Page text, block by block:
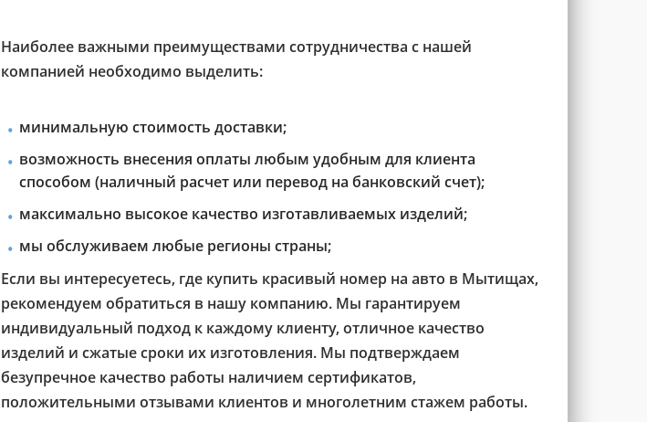
Наиболее важными преимуществами сотрудничества с нашей
компанией необходимо выделить:
минимальную стоимость доставки;
возможность внесения оплаты любым удобным для клиента
способом (наличный расчет или перевод на банковский счет);
максимально высокое качество изготавливаемых изделий;
мы обслуживаем любые регионы страны;
Если вы интересуетесь, где купить красивый номер на авто в Мытищах,
рекомендуем обратиться в нашу компанию. Мы гарантируем
индивидуальный подход к каждому клиенту, отличное качество
изделий и сжатые сроки их изготовления. Мы подтверждаем
безупречное качество работы наличием сертификатов,
положительными отзывами клиентов и многолетним стажем работы.